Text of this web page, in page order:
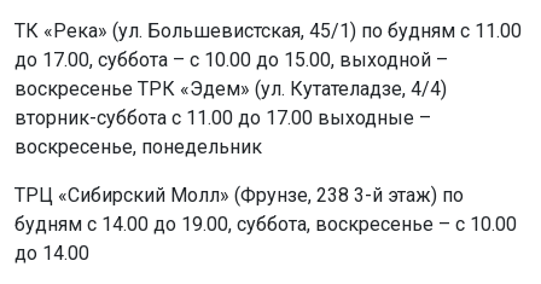
ТК «Река» (ул. Большевистская, 45/1) по будням с 11.00
до 17.00, суббота – с 10.00 до 15.00, выходной –
воскресенье ТРК «Эдем» (ул. Кутателадзе, 4/4)
вторник-суббота с 11.00 до 17.00 выходные –
воскресенье, понедельник
ТРЦ «Сибирский Молл» (Фрунзе, 238 3-й этаж) по
будням с 14.00 до 19.00, суббота, воскресенье – с 10.00
до 14.00